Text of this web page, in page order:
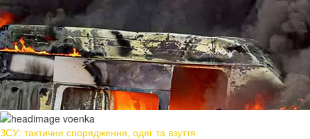
ЗСУ: тактичне спорядження, одяг та взуття